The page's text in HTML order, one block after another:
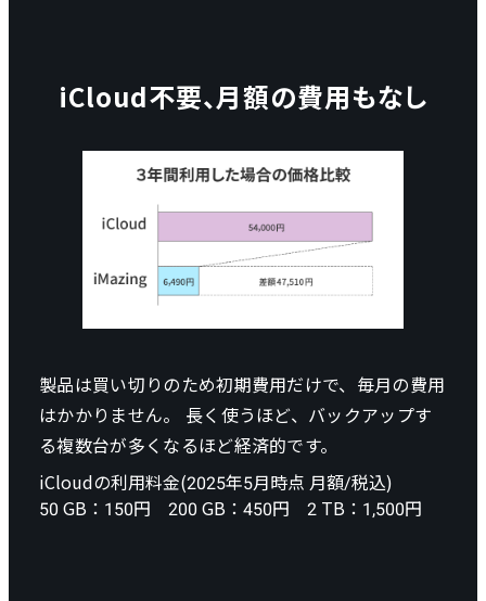
iCloud不要、月額の費用もなし
製品は買い切りのため初期費用だけで、毎月の費用
はかかりません。 長く使うほど、バックアップす
る複数台が多くなるほど経済的です。
iCloudの利用料金(2025年5月時点 月額/税込)
50 GB：150円 200 GB：450円 2 TB：1,500円